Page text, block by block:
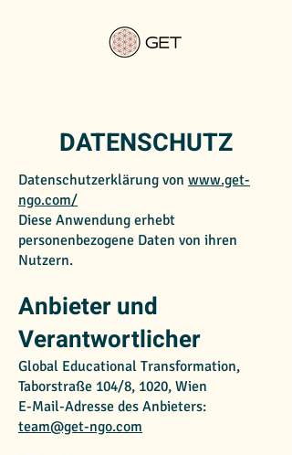
DATENSCHUTZ
Datenschutzerklärung von www.get-
ngo.com/
Diese Anwendung erhebt
personenbezogene Daten von ihren
Nutzern.
Anbieter und
Verantwortlicher
Global Educational Transformation,
Taborstraße 104/8, 1020, Wien
E-Mail-Adresse des Anbieters:
team@get-ngo.com